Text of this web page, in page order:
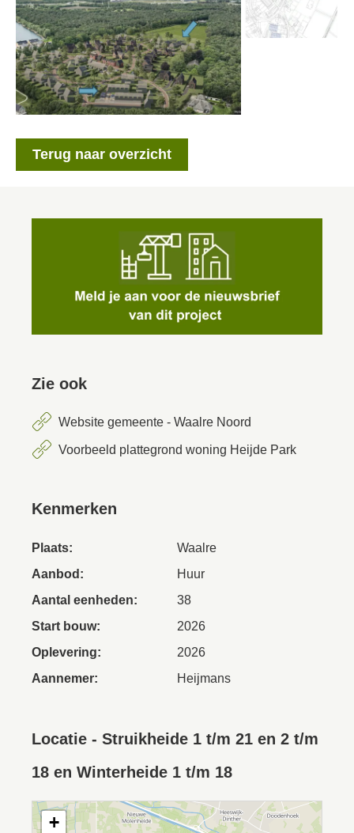
Terug naar overzicht
Zie ook
Website gemeente - Waalre Noord
Voorbeeld plattegrond woning Heijde Park
Kenmerken
Plaats:
Waalre
Aanbod:
Huur
Aantal eenheden:
38
Start bouw:
2026
Oplevering:
2026
Aannemer:
Heijmans
Locatie - Struikheide 1 t/m 21 en 2 t/m
18 en Winterheide 1 t/m 18
+